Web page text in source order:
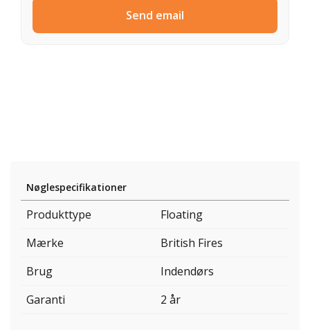
Send email
Nøglespecifikationer
Produkttype
Floating
Mærke
British Fires
Brug
Indendørs
Garanti
2 år